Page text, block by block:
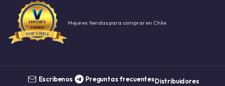
Mejores tiendas para comprar en Chile
Escribenos Preguntas frecuentesDistribuidores